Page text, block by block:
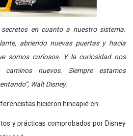
en cuanto a nuestro sistema.
abriendo nuevas puertas y hacia
somos curiosos. Y la curiosidad nos
nuevos. Siempre estamos
Walt Disney.
hicieron hincapié en:
y prácticas comprobados por Disney